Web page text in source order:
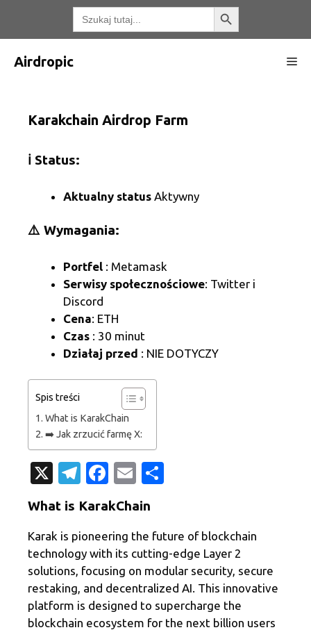
treści
Wyszukaj: Przycisk wyszukiwania
Airdropic
Karakchain Airdrop Farm
ℹ️ Status:
Aktualny status Aktywny
⚠️ Wymagania:
Portfel : Metamask
Serwisy społecznościowe: Twitter i
Discord
Cena: ETH
Czas : 30 minut
Działaj przed : NIE DOTYCZY
Spis treści
What is KarakChain
➡️ Jak zrzucić farmę X:
X
T
el
e
gr
a
m
Fa
c
e
b
o
o
k
E
m
ail
e
What is KarakChain
Karak is pioneering the future of blockchain
technology with its cutting-edge Layer 2
solutions, focusing on modular security, secure
restaking, and decentralized AI. This innovative
platform is designed to supercharge the
blockchain ecosystem for the next billion users